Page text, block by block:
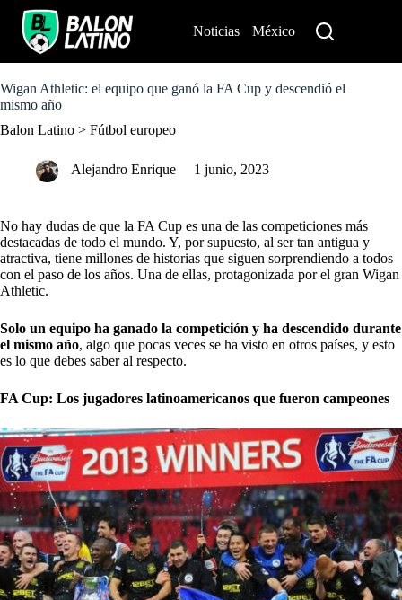
o
c
n
Noticias México
Wigan Athletic: el equipo que ganó la FA Cup y descendió el
mismo año
Balon Latino > Fútbol europeo
Alejandro Enrique 1 junio, 2023
No hay dudas de que la FA Cup es una de las competiciones más
destacadas de todo el mundo. Y, por supuesto, al ser tan antigua y
atractiva, tiene millones de historias que siguen sorprendiendo a todos
con el paso de los años. Una de ellas, protagonizada por el gran Wigan
Athletic.
Solo un equipo ha ganado la competición y ha descendido durante
el mismo año, algo que pocas veces se ha visto en otros países, y esto
es lo que debes saber al respecto.
FA Cup: Los jugadores latinoamericanos que fueron campeones